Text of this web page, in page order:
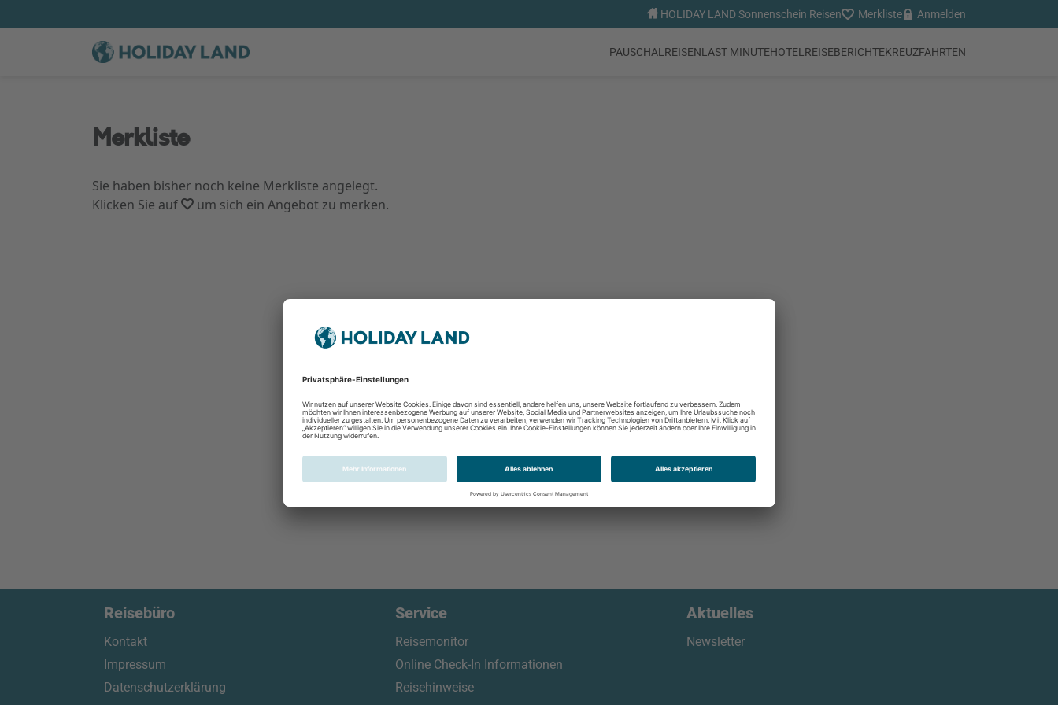
HOLIDAY LAND Sonnenschein Reisen Merkliste Anmelden
PAUSCHALREISENLAST MINUTEHOTEL REISEBERICHTEKREUZFAHRTEN
Merkliste
Sie haben bisher noch keine Merkliste angelegt.
Klicken Sie auf
um sich ein Angebot zu merken.
Reisebüro
Kontakt
Impressum
Datenschutzerklärung
Service
Reisemonitor
Online Check-In Informationen
Reisehinweise
Aktuelles
Newsletter